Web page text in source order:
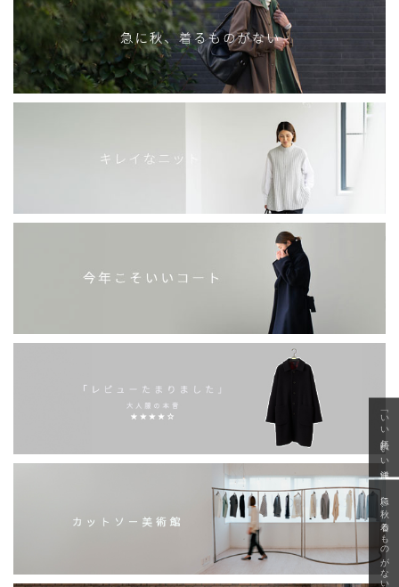
「いい年齢 いい洋服」
急に秋、着るものがない